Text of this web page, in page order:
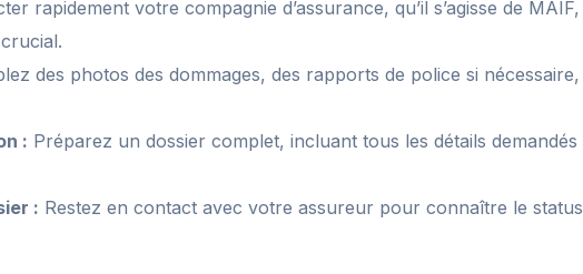
rapidement votre compagnie d’assurance, qu’il s’agisse de MAIF,
des photos des dommages, des rapports de police si nécessaire,
: Préparez un dossier complet, incluant tous les détails demandés
: Restez en contact avec votre assureur pour connaître le status